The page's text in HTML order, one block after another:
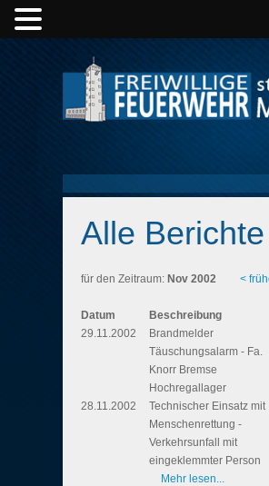
Alle Berichte
<
für den Zeitraum: Nov 2002
Datum
Beschreibung
29.11.2002
Brandmelder
Täuschungsalarm - Fa.
Knorr Bremse
Hochregallager
28.11.2002
Technischer Einsatz mit
Menschenrettung -
Verkehrsunfall mit
eingeklemmter Person
Mehr lesen...